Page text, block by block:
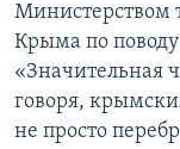
Министерством
Крыма по
«Значительная
говоря,
не просто